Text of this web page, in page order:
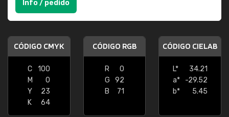
Info / pedido
CÓDIGO CMYK
C
100
M
0
Y
23
K
64
CÓDIGO RGB
R
0
G
92
B
71
CÓDIGO CIELAB
L*
34.21
a*
-29.52
b*
5.45